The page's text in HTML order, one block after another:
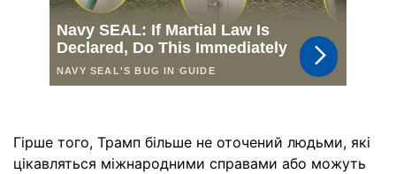
Гірше того, Трамп більше не оточений людьми, які
цікавляться міжнародними справами або можуть